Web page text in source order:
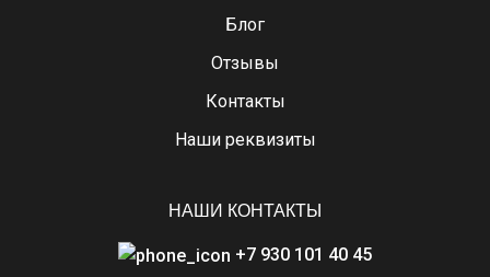
Блог
Отзывы
Контакты
Наши реквизиты
НАШИ КОНТАКТЫ
+7 930 101 40 45